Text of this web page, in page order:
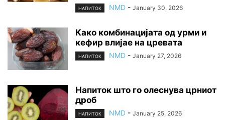
НАПИТОК NMD - January 30, 2026
Како комбинацијата од урми и
кефир влијае на цревата
НАПИТОК NMD - January 27, 2026
Напиток што го олеснува црниот
дроб
НАПИТОК NMD - January 25, 2026